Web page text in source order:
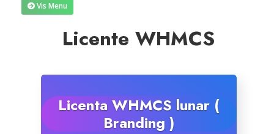
Reseller Radio SonicPanel SHOUTcast
WebHosting
Reseller Web Hosting
Servere VDS VPS
Vis Menu
Licente WHMCS
Licenta WHMCS lunar (
Branding )